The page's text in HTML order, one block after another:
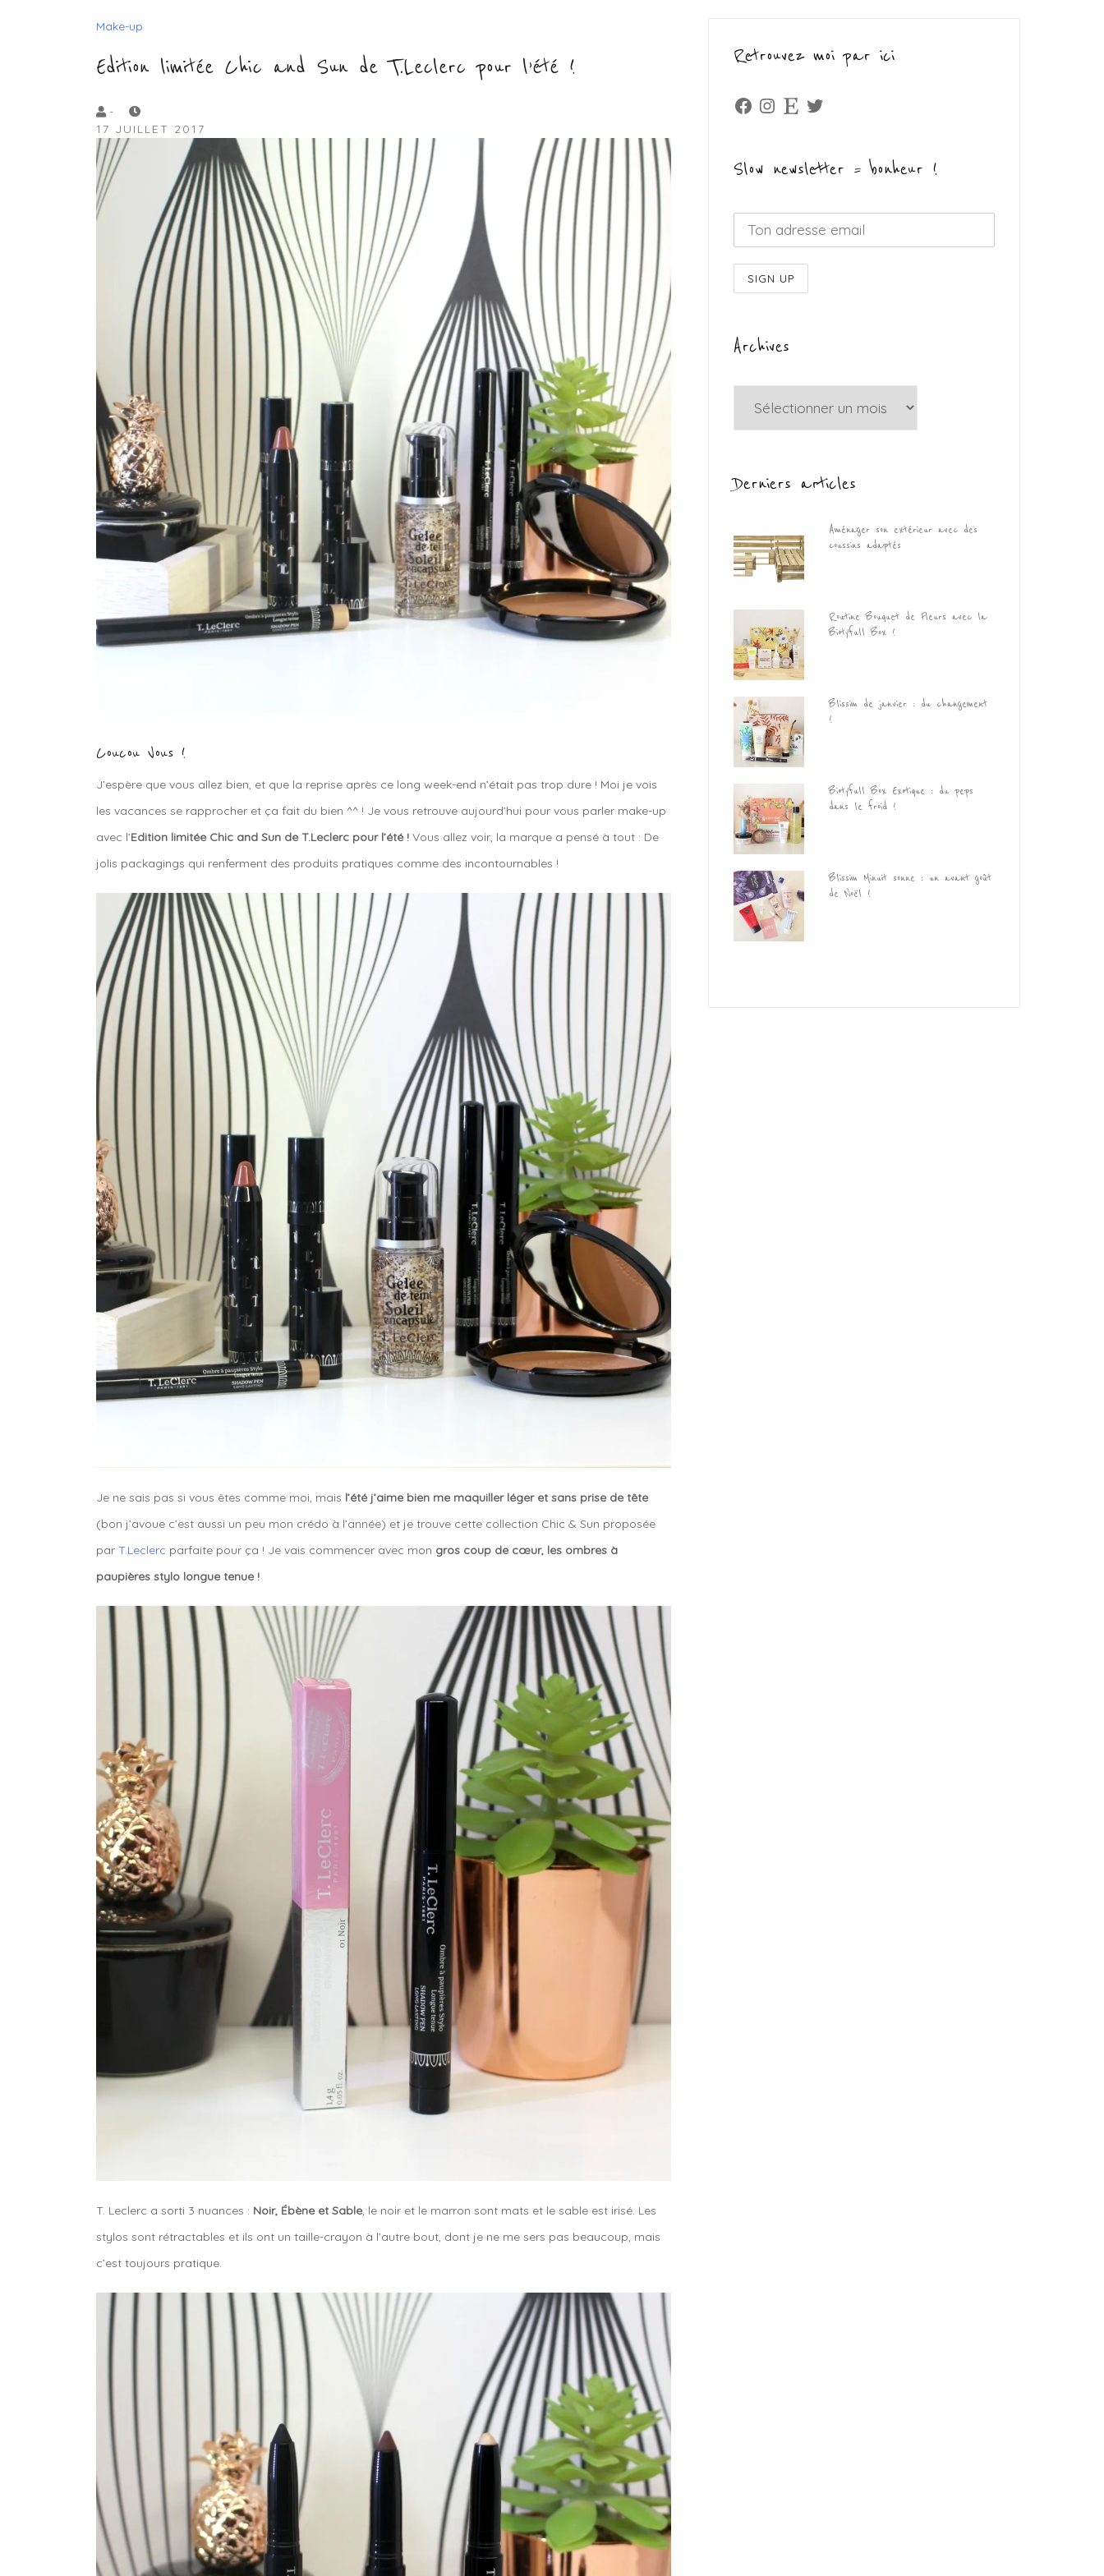
Make-up
Edition limitée Chic and Sun de T.Leclerc pour l’été !
by
Lola
Sample
-
17 JUILLET 2017
Coucou Vous !
J’espère que vous allez bien, et que la reprise après ce long week-end n’était pas trop dure ! Moi je vois
les vacances se rapprocher et ça fait du bien ^^ ! Je vous retrouve aujourd’hui pour vous parler make-up
avec l’Edition limitée Chic and Sun de T.Leclerc pour l’été ! Vous allez voir, la marque a pensé à tout : De
jolis packagings qui renferment des produits pratiques comme des incontournables !
Je ne sais pas si vous êtes comme moi, mais l’été j’aime bien me maquiller léger et sans prise de tête
(bon j’avoue c’est aussi un peu mon crédo à l’année) et je trouve cette collection Chic & Sun proposée
par T.Leclerc parfaite pour ça ! Je vais commencer avec mon gros coup de cœur, les ombres à
paupières stylo longue tenue !
T. Leclerc a sorti 3 nuances : Noir, Ébène et Sable , le noir et le marron sont mats et le sable est irisé. Les
stylos sont rétractables et ils ont un taille-crayon à l’autre bout, dont je ne me sers pas beaucoup, mais
c’est toujours pratique.
Retrouvez moi par ici
Facebook
Instagram
Etsy Twitter
Slow newsletter = bonheur !
Archives
Derniers articles
Aménager son extérieur avec des
coussins adaptés
Routine Bouquet de Fleurs avec la
Biotyfull Box !
Blissim de janvier : du changement
!
Biotyfull Box Exotique : du peps
dans le froid !
Blissim Minuit sonne : un avant goût
de Noël !